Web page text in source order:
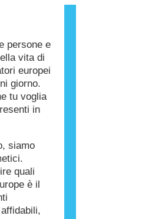
è
per la
allergenici
che il
per gli
persone e
vita di
europei
giorno.
tu voglia
in
siamo
quali
è il